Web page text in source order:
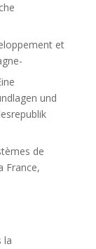
et
und
de
France,
la